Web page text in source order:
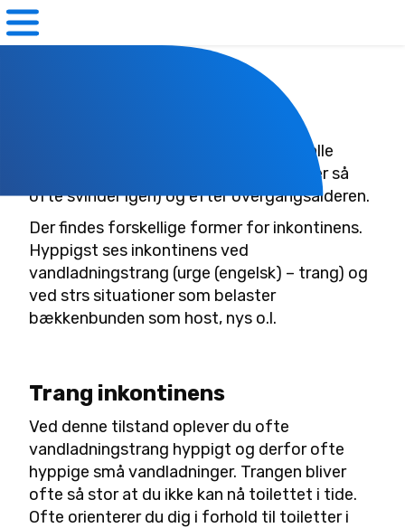
RosGyn
Urininkontinens rammer op til 45% af alle
kvinder hyppigst efter fødsler ( hvor der så
ofte svinder igen) og efter overgangsalderen.
Der findes forskellige former for inkontinens.
Hyppigst ses inkontinens ved
vandladningstrang (urge (engelsk) – trang) og
ved strs situationer som belaster
bækkenbunden som host, nys o.l.
Trang inkontinens
Ved denne tilstand oplever du ofte
vandladningstrang hyppigt og derfor ofte
hyppige små vandladninger. Trangen bliver
ofte så stor at du ikke kan nå toilettet i tide.
Ofte orienterer du dig i forhold til toiletter i